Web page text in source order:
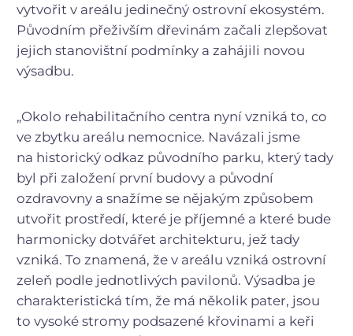
vytvořit v areálu jedinečný ostrovní ekosystém.
Původním přeživším dřevinám začali zlepšovat
jejich stanovištní podmínky a zahájili novou
výsadbu.
„Okolo rehabilitačního centra nyní vzniká to, co
ve zbytku areálu nemocnice. Navázali jsme
na historický odkaz původního parku, který tady
byl při založení první budovy a původní
ozdravovny a snažíme se nějakým způsobem
utvořit prostředí, které je příjemné a které bude
harmonicky dotvářet architekturu, jež tady
vzniká. To znamená, že v areálu vzniká ostrovní
zeleň podle jednotlivých pavilonů. Výsadba je
charakteristická tím, že má několik pater, jsou
to vysoké stromy podsazené křovinami a keři